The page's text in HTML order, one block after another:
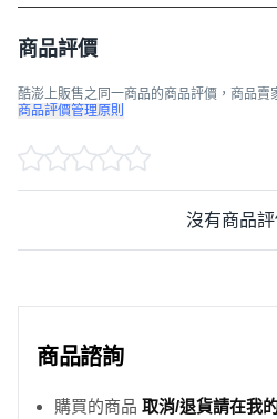
商品評價
酷澎上販售之同一商品的商品評價，商品賣
商品評價管理原則
沒有商品評
商品諮詢
購買的商品 取消/退貨請在我